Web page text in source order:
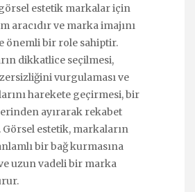
estetik markalar için
aracıdır ve marka imajını
önemli bir role sahiptir.
dikkatlice seçilmesi,
vurgulaması ve
harekete geçirmesi, bir
ayırarak rekabet
Görsel estetik, markaların
bir bağ kurmasına
uzun vadeli bir marka